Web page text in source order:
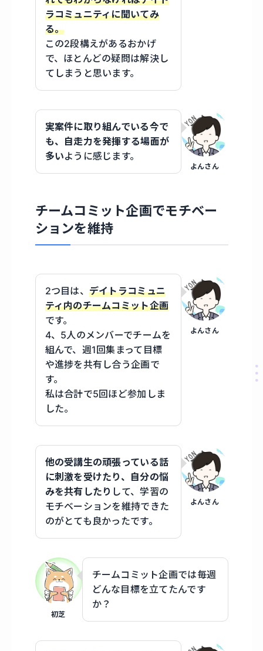
ラコミュニティに聞いてみ
る。
この2段構えがあるおかげ
で、ほとんどの疑問は解決し
てしまうと思います。
よんさん
実案件に取り組んでいる今で
も、自走力を発揮する場面が
多いように感じます。
チームコミット企画でモチベー
ションを維持
よんさん
2つ目は、 デイトラコミュニ
ティ内のチームコミット企画
です。
4、5人のメンバーでチームを
組んで、週1回集まって目標
や進捗を共有し合う企画で
す。
私は合計で5回ほど参加しま
した。
よんさん
他の受講生の頑張っている話
に刺激を受けたり、自分の悩
みを共有したり して、学習の
モチベーションを維持できた
のがとても良かったです。
初芝
チームコミット企画では毎週
どんな目標を立てたんです
か？